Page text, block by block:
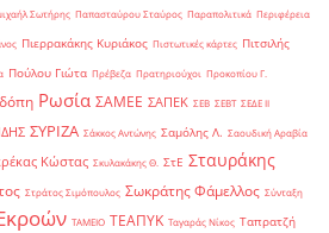
Σωτήρης Παπασταύρου Σταύρος Παραπολιτικά Περιφέρεια
Πιερρακάκης Κυριάκος Πιστωτικές κάρτες Πιτσιλής
Πούλου Γιώτα Πρέβεζα Πρατηριούχοι Προκοπίου Γ.
Ρωσία ΣΑΜΕΕ ΣΑΠΕΚ ΣΕΒ ΣΕΒΤ ΣΕΔΕ ΙΙ
ΣΥΡΙΖΑ Σάκκος Αντώνης Σαμόλης Λ. Σαουδική Αραβία
Κώστας Σκυλακάκης Θ. ΣτΕ Σταυράκης
Στράτος Σιμόπουλος Σωκράτης Φάμελλος Σύνταξη
ΤΑΜΕΙΟ ΤΕΑΠΥΚ Ταγαράς Νίκος Ταπρατζή